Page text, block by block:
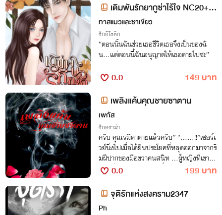
เดิมพันรักยากูซ่าไร้ใจ NC20+
(มี E-book) อ่านฟรีก่อนติดเหรียญ
ทาสแมวและชาเขียว
รักอีโรติก
“ตอนนั้นฉันช่วยเธอชีวิตเธอจึงเป็นของฉั
น…แต่ตอนนี้ฉันอนุญาตให้เธอตายไปซะ”
0.0
149 บาท
เพลิงแค้นคุณชายซาตาน
เพกัส
รักดราม่า
ครับ คุณรมิดาตายแล้วครับ’’ “……!!’’เซอร์เ
วย์นิ่งไปเมื่อได้ยินประโยคที่หลุดออกมาจากริ
มฝีปากของมือขวาคนสนิท …ผู้หญิงที่เขาเก
ลียดที่สุดตายแล้วอย่างงั้นเหรอ?
0.0
199 บาท
จุติรักแห่งสงคราม2347
Ph